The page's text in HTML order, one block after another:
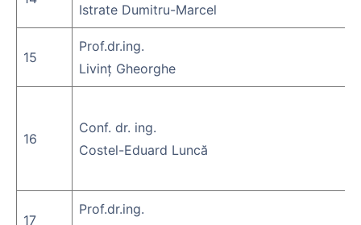
Istrate Dumitru-Marcel
15
Prof.dr.ing.
Livinț Gheorghe
16
Conf. dr. ing.
Costel-Eduard Luncă
17
Prof.dr.ing.